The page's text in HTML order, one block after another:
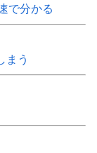
で分かる
まう